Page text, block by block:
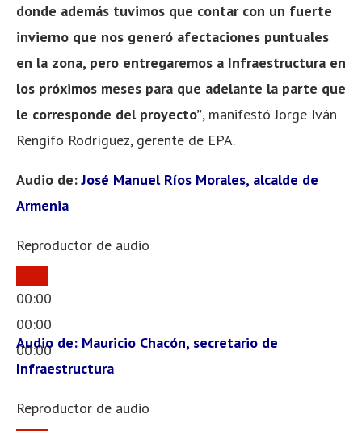
donde además tuvimos que contar con un fuerte
invierno que nos generó afectaciones puntuales
en la zona, pero entregaremos a Infraestructura en
los próximos meses para que adelante la parte que
le corresponde del proyecto”, manifestó Jorge Iván
Rengifo Rodríguez, gerente de EPA.
Audio de:José Manuel Ríos Morales, alcalde de
Armenia
Reproductor de audio
00:00
00:00
00:00
Audio de: Mauricio Chacón, secretario de
Infraestructura
Reproductor de audio